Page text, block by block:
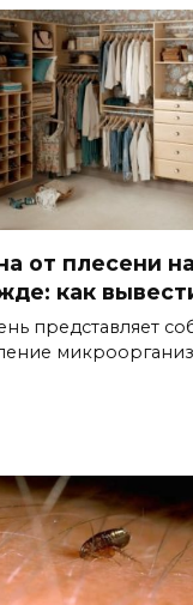
от плесени на
как
представляет